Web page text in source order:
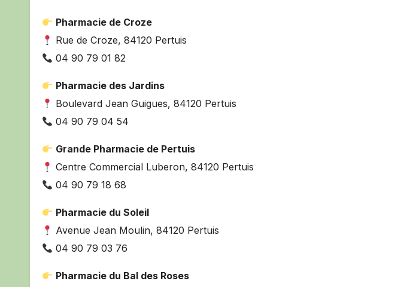
Pharmacie de Croze
Rue de Croze, 84120 Pertuis
04 90 79 01 82
Pharmacie des Jardins
Boulevard Jean Guigues, 84120 Pertuis
04 90 79 04 54
Grande Pharmacie de Pertuis
Centre Commercial Luberon, 84120 Pertuis
04 90 79 18 68
Pharmacie du Soleil
Avenue Jean Moulin, 84120 Pertuis
04 90 79 03 76
Pharmacie du Bal des Roses